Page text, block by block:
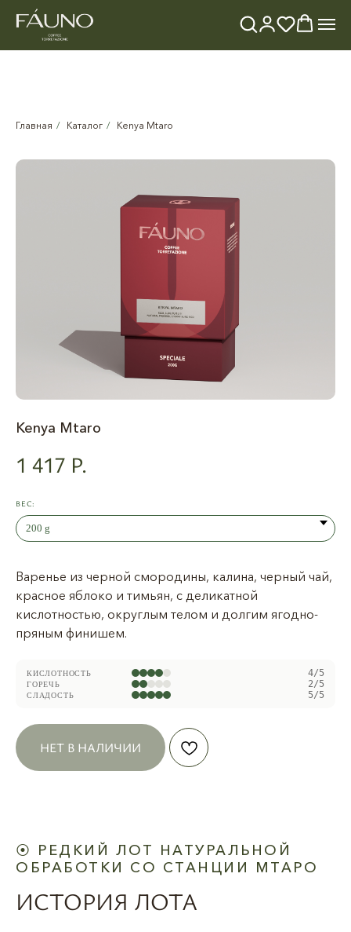
Главная / Каталог / Kenya Mtaro
Kenya Mtaro
1 417 Р.
ВЕС:
Варенье из черной смородины, калина, черный чай,
красное яблоко и тимьян, с деликатной
кислотностью, округлым телом и долгим ягодно-
пряным финишем.
КИСЛОТНОСТЬ 4/5
ГОРЕЧЬ 2/5
СЛАДОСТЬ 5/5
НЕТ В НАЛИЧИИ
⦿ РЕДКИЙ ЛОТ НАТУРАЛЬНОЙ
ОБРАБОТКИ СО СТАНЦИИ МТАРО
ИСТОРИЯ ЛОТА